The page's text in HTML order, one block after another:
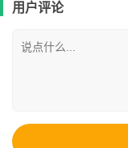
用户评论